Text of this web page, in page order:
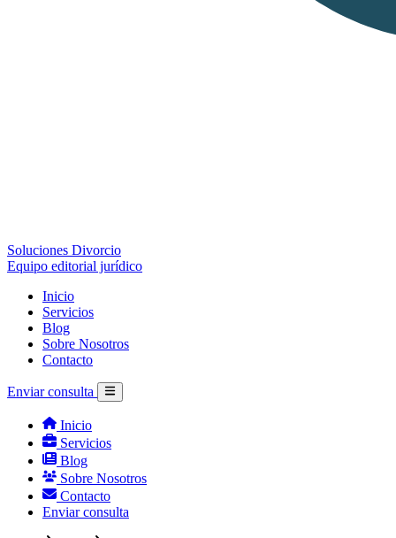
Soluciones Divorcio
Equipo editorial jurídico
Inicio
Servicios
Blog
Sobre Nosotros
Contacto
Enviar consulta
Inicio
Servicios
Blog
Sobre Nosotros
Contacto
Enviar consulta